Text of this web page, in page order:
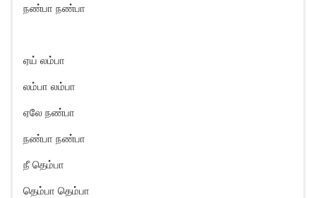
நண்பா நண்பா
ஏய் லம்பா
லம்பா லம்பா
ஏலே நண்பா
நண்பா நண்பா
நீ தெம்பா
தெம்பா தெம்பா